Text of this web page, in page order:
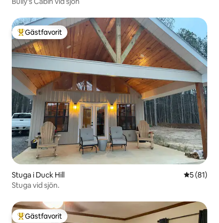
Populär gästfavorit
Gästfavorit
Stuga i Duck Hill 5 av 5 i
5 (81)
Stuga vid sjön.
Populär gästfavorit
Gästfavorit